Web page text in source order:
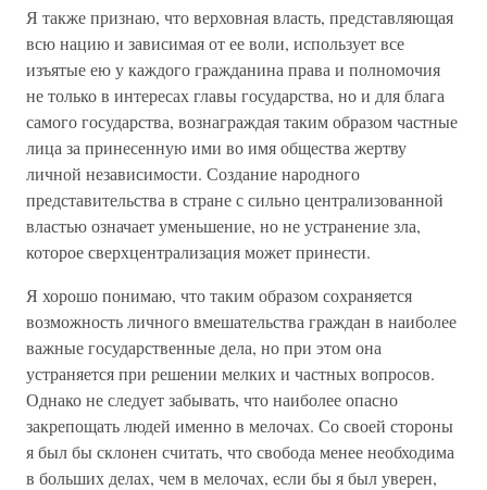
Я также признаю, что верховная власть, представляющая
всю нацию и зависимая от ее воли, использует все
изъятые ею у каждого гражданина права и полномочия
не только в интересах главы государства, но и для блага
самого государства, вознаграждая таким образом частные
лица за принесенную ими во имя общества жертву
личной независимости. Создание народного
представительства в стране с сильно централизованной
властью означает уменьшение, но не устранение зла,
которое сверхцентрализация может принести.
Я хорошо понимаю, что таким образом сохраняется
возможность личного вмешательства граждан в наиболее
важные государственные дела, но при этом она
устраняется при решении мелких и частных вопросов.
Однако не следует забывать, что наиболее опасно
закрепощать людей именно в мелочах. Со своей стороны
я был бы склонен считать, что свобода менее необходима
в больших делах, чем в мелочах, если бы я был уверен,